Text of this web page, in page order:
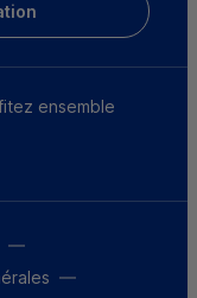
ensemble